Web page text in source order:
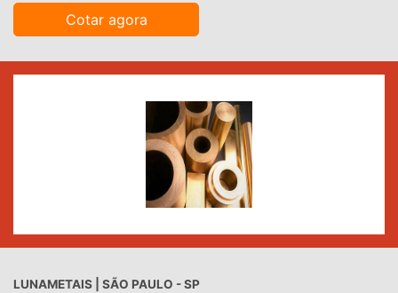
Cotar agora
LUNAMETAIS | SÃO PAULO - SP